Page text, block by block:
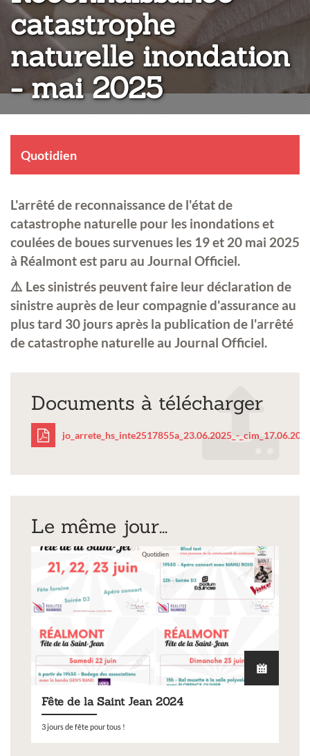
catastrophe
naturelle inondation
- mai 2025
Quotidien
L'arrêté de reconnaissance de l'état de
catastrophe naturelle pour les inondations et
coulées de boues survenues les 19 et 20 mai 2025
à Réalmont est paru au Journal Officiel.
⚠️ Les sinistrés peuvent faire leur déclaration de
sinistre auprès de leur compagnie d'assurance au
plus tard 30 jours après la publication de l'arrêté
de catastrophe naturelle au Journal Officiel.
Documents à télécharger
_cim_17.06.2025-
1.pdf
jo_arrete_hs_inte2517855a_23.06.2025_-
Le même jour...
Quotidien
Fête de la Saint Jean 2024
3 jours de fête pour tous !